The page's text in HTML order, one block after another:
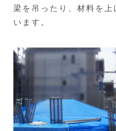
梁を吊ったり、材料を
います。